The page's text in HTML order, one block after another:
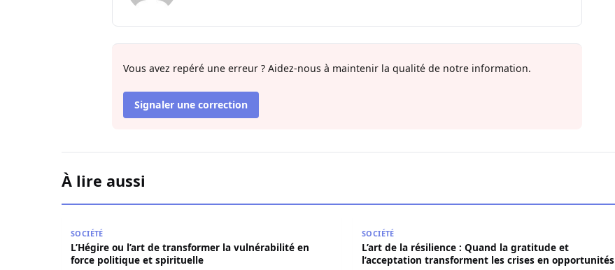
Vous avez repéré une erreur ? Aidez-nous à maintenir la qualité de notre information.
Signaler une correction
À lire aussi
SOCIÉTÉ
L’Hégire ou l’art de transformer la vulnérabilité en
force politique et spirituelle
SOCIÉTÉ
L’art de la résilience : Quand la gratitude et
l’acceptation transforment les crises en opportunités